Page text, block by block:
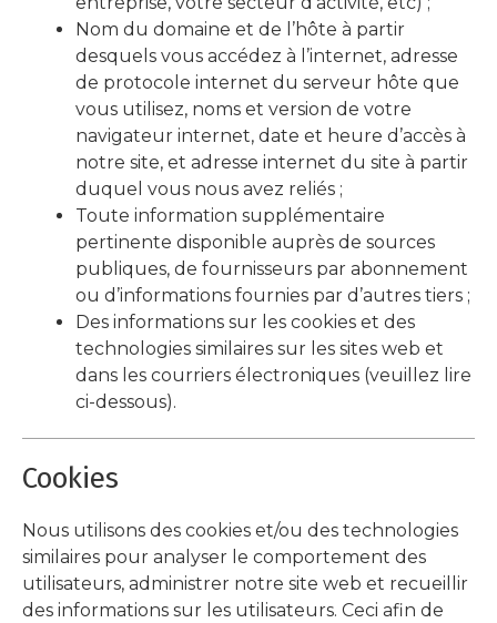
Nom du domaine et de l’hôte à partir
desquels vous accédez à l’internet, adresse
de protocole internet du serveur hôte que
vous utilisez, noms et version de votre
navigateur internet, date et heure d’accès à
notre site, et adresse internet du site à partir
duquel vous nous avez reliés ;
Toute information supplémentaire
pertinente disponible auprès de sources
publiques, de fournisseurs par abonnement
ou d’informations fournies par d’autres tiers ;
Des informations sur les cookies et des
technologies similaires sur les sites web et
dans les courriers électroniques (veuillez lire
ci-dessous).
Cookies
Nous utilisons des cookies et/ou des technologies
similaires pour analyser le comportement des
utilisateurs, administrer notre site web et recueillir
des informations sur les utilisateurs. Ceci afin de